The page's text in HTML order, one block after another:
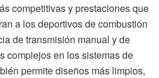
competitivas y prestaciones que
a los deportivos de combustión
de transmisión manual y de
complejos en los sistemas de
permite diseños más limpios,